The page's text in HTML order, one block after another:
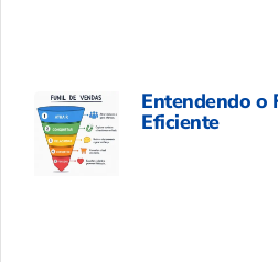
Entendendo o
Eficiente